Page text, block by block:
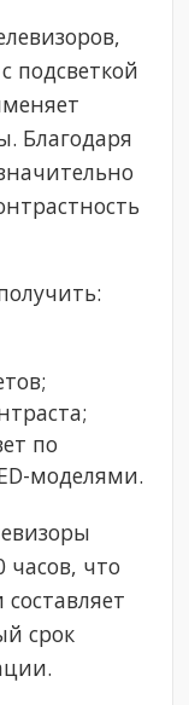
подсветкой
Благодаря
по
моделями.
часов, что
срок